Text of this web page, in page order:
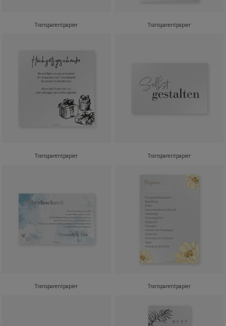
Transparentpapier Transparentpapier
Transparentpapier Transparentpapier
Transparentpapier Transparentpapier